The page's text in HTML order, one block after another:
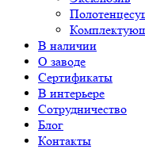
В наличии
О заводе
Сертификаты
В интерьере
Сотрудничество
Блог
Контакты